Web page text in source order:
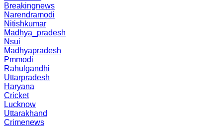
Breakingnews
Narendramodi
Nitishkumar
Madhya_pradesh
Nsui
Madhyapradesh
Pmmodi
Rahulgandhi
Uttarpradesh
Haryana
Cricket
Lucknow
Uttarakhand
Crimenews